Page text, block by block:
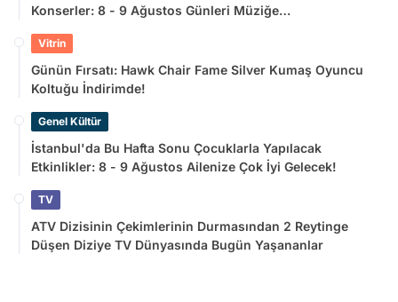
Konserler: 8 - 9 Ağustos Günleri Müziğe
Vitrin
Günün Fırsatı: Hawk Chair Fame Silver Kumaş Oyuncu
Koltuğu İndirimde!
Genel Kültür
İstanbul'da Bu Hafta Sonu Çocuklarla Yapılacak
Etkinlikler: 8 - 9 Ağustos Ailenize Çok İyi Gelecek!
TV
ATV Dizisinin Çekimlerinin Durmasından 2 Reytinge
Düşen Diziye TV Dünyasında Bugün Yaşananlar